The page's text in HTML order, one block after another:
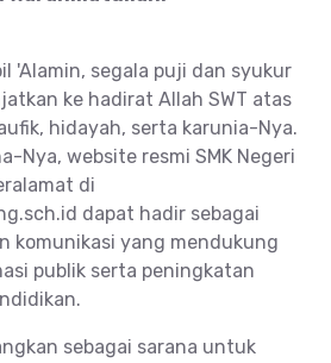
'Alamin, segala puji dan syukur
ke hadirat Allah SWT atas
hidayah, serta karunia-Nya.
Nya, website resmi SMK Negeri
di
dapat hadir sebagai
komunikasi yang mendukung
publik serta peningkatan
sebagai sarana untuk